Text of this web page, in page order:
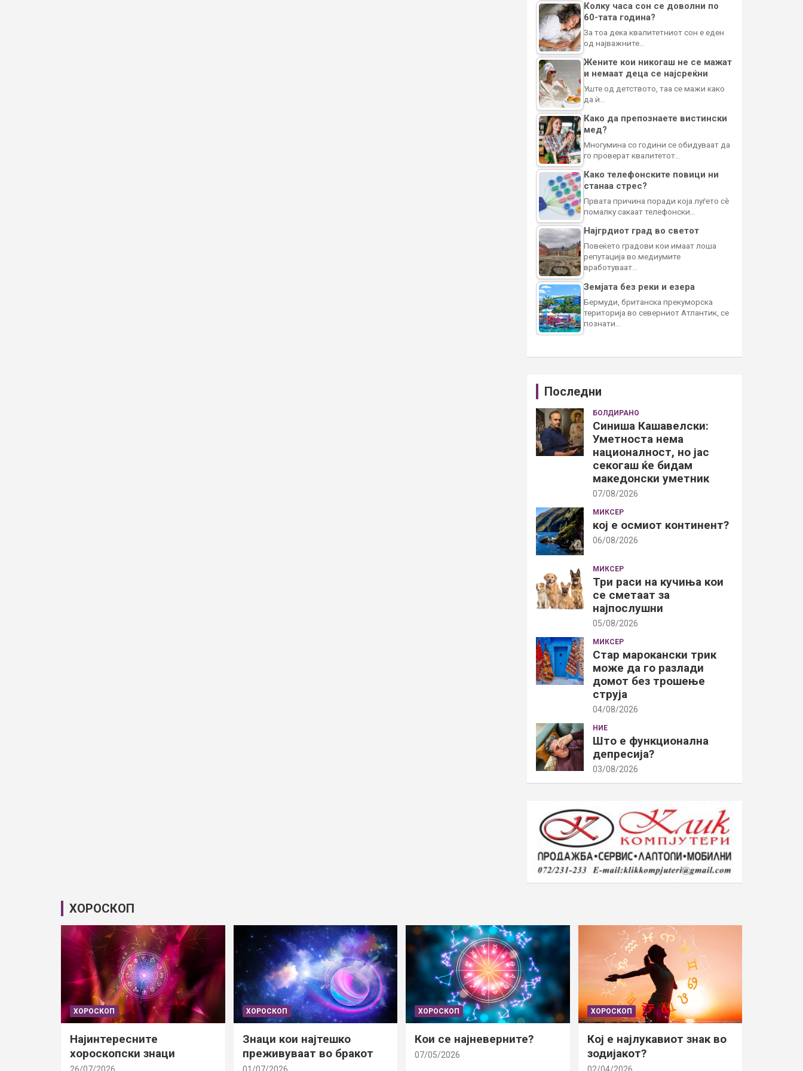
Колку часа сон се доволни по
60-тата година?
За тоа дека квалитетниот сон е еден
од најважните…
Жените кои никогаш не се мажат
и немаат деца се најсреќни
Уште од детството, таа се мажи како
да ѝ…
Како да препознаете вистински
мед?
Многумина со години се обидуваат да
го проверат квалитетот…
Како телефонските повици ни
станаа стрес?
Првата причина поради која луѓето сè
помалку сакаат телефонски…
Најгрдиот град во светот
Повеќето градови кои имаат лоша
репутација во медиумите
вработуваат…
Земјата без реки и езера
Бермуди, британска прекуморска
територија во северниот Атлантик, се
познати…
Последни
БОЛДИРАНО
Синиша Кашавелски:
Уметноста нема
националност, но јас
секогаш ќе бидам
македонски уметник
07/08/2026
МИКСЕР
кој е осмиот континент?
06/08/2026
МИКСЕР
Три раси на кучиња кои
се сметаат за
најпослушни
05/08/2026
МИКСЕР
Стар марокански трик
може да го разлади
домот без трошење
струја
04/08/2026
НИЕ
Што е функционална
депресија?
03/08/2026
ХОРОСКОП
ХОРОСКОП
Најинтересните
хороскопски знаци
ХОРОСКОП
Знаци кои најтешко
преживуваат во бракот
ХОРОСКОП
Кои се најневерните?
07/05/2026
ХОРОСКОП
Кој е најлукавиот знак во
зодијакот?